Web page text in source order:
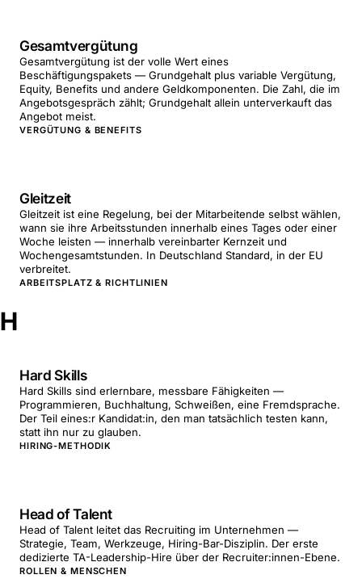
Gesamtvergütung
Gesamtvergütung ist der volle Wert eines
Beschäftigungspakets — Grundgehalt plus variable Vergütung,
Equity, Benefits und andere Geldkomponenten. Die Zahl, die im
Angebotsgespräch zählt; Grundgehalt allein unterverkauft das
Angebot meist.
VERGÜTUNG & BENEFITS
Gleitzeit
Gleitzeit ist eine Regelung, bei der Mitarbeitende selbst wählen,
wann sie ihre Arbeitsstunden innerhalb eines Tages oder einer
Woche leisten — innerhalb vereinbarter Kernzeit und
Wochengesamtstunden. In Deutschland Standard, in der EU
verbreitet.
ARBEITSPLATZ & RICHTLINIEN
H
Hard Skills
Hard Skills sind erlernbare, messbare Fähigkeiten —
Programmieren, Buchhaltung, Schweißen, eine Fremdsprache.
Der Teil eines:r Kandidat:in, den man tatsächlich testen kann,
statt ihn nur zu glauben.
HIRING-METHODIK
Head of Talent
Head of Talent leitet das Recruiting im Unternehmen —
Strategie, Team, Werkzeuge, Hiring-Bar-Disziplin. Der erste
dedizierte TA-Leadership-Hire über der Recruiter:innen-Ebene.
ROLLEN & MENSCHEN